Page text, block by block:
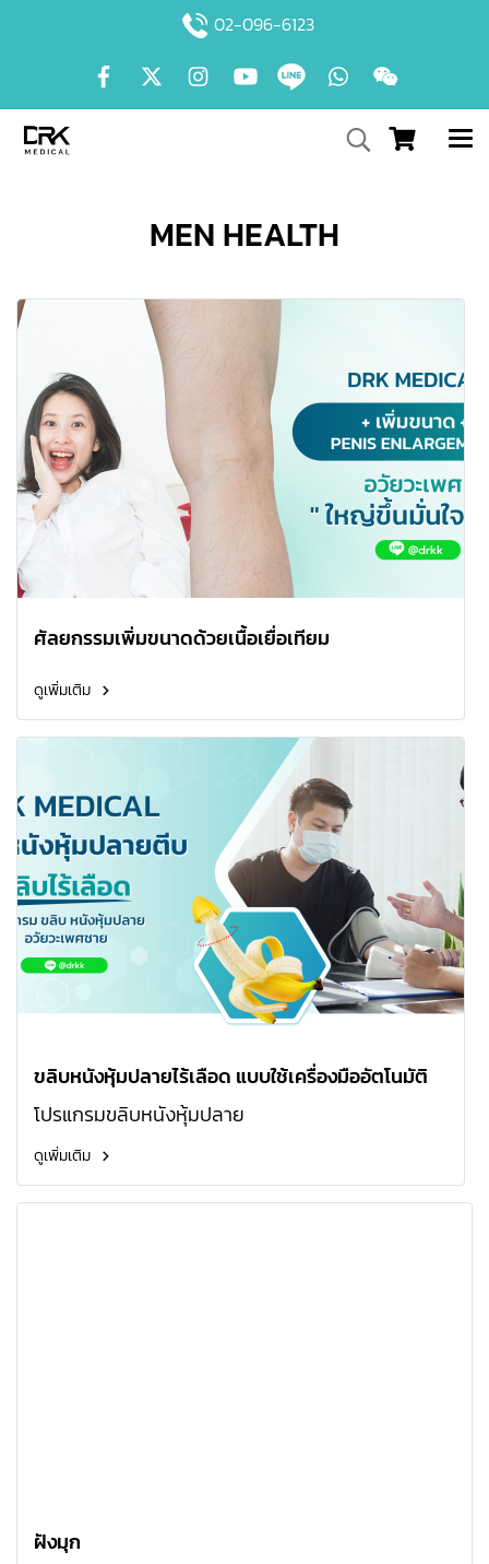
02-096-6123
MEN HEALTH
ศัลยกรรมเพิ่มขนาดด้วยเนื้อเยื่อเทียม
ดูเพิ่มเติม
ขลิบหนังหุ้มปลายไร้เลือด แบบใช้เครื่องมืออัตโนมัติ
โปรแกรมขลิบหนังหุ้มปลาย
ดูเพิ่มเติม
ฝังมุก